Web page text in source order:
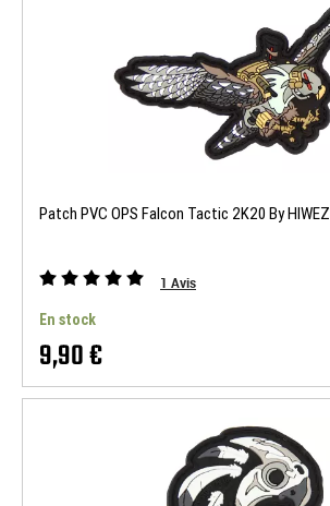
Patch PVC OPS Falcon Tactic 2K20 By HIWEZ
1 Avis
En stock
9,90 €